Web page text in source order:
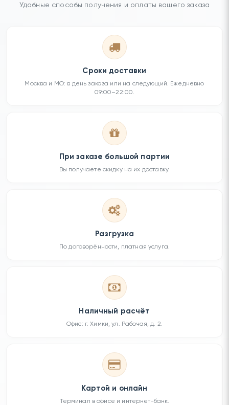
Удобные способы получения и оплаты вашего заказа
Сроки доставки
Москва и МО: в день заказа или на следующий. Ежедневно
09:00–22:00.
При заказе большой партии
Вы получаете скидку на их доставку.
Разгрузка
По договорённости, платная услуга.
Наличный расчёт
Офис: г. Химки, ул. Рабочая, д. 2.
Картой и онлайн
Терминал в офисе и интернет-банк.